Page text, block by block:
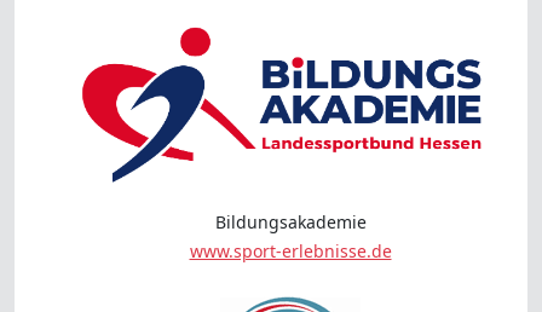
Bildungsakademie
www.sport-erlebnisse.de